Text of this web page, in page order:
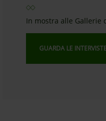
In mostra alle Gallerie
GUARDA LE